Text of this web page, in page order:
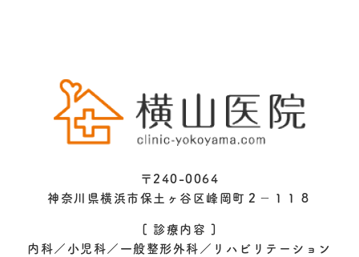
〒240-0064
神奈川県横浜市保土ヶ谷区峰岡町２−１１８
[ 診療内容 ]
内科／小児科／一般整形外科／ リハビリテーション